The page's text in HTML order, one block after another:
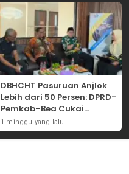
DBHCHT Pasuruan Anjlok
Lebih dari 50 Persen: DPRD–
Pemkab–Bea Cukai
Perkuat Perang Melawan
Peredaran Rokok Ilegal
1 minggu yang lalu